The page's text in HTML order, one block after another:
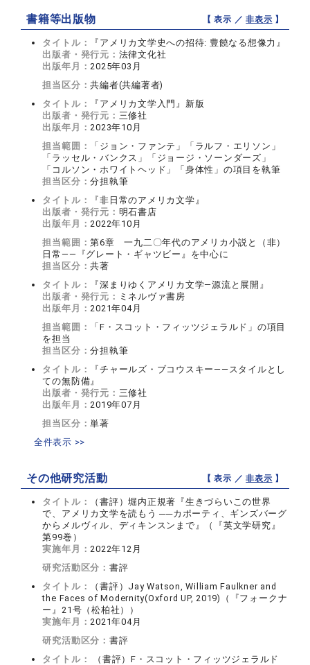
書籍等出版物 【 表示 ／非表示 】
タイトル：
『アメリカ文学史への招待: 豊饒なる想像力』
出版者・発行元： 法律文化社
出版年月：2025年03月
担当区分：共編者(共編著者)
タイトル：
『アメリカ文学入門』新版
出版者・発行元： 三修社
出版年月：2023年10月
担当範囲：
「ジョン・ファンテ」「ラルフ・エリソン」
「ラッセル・バンクス」「ジョージ・ソーンダーズ」
「コルソン・ホワイトヘッド」「身体性」の項目を執筆
担当区分：分担執筆
タイトル：
『非日常のアメリカ文学』
出版者・発行元： 明石書店
出版年月：2022年10月
担当範囲：第6章 一九二〇年代のアメリカ小説と（非）
日常――『グレート・ギャツビー』を中心に
担当区分：共著
タイトル：
『深まりゆくアメリカ文学―源流と展開』
出版者・発行元： ミネルヴァ書房
出版年月：2021年04月
担当範囲：
「F・スコット・フィッツジェラルド」の項目
を担当
担当区分：分担執筆
タイトル：
『チャールズ・ブコウスキー――スタイルとし
ての無防備』
出版者・発行元： 三修社
出版年月：2019年07月
担当区分：単著
全件表示 >>
その他研究活動 【 表示 ／非表示 】
タイトル：
（書評）堀内正規著『生きづらいこの世界
で、アメリカ文学を読もう ──カポーティ、ギンズバーグ
からメルヴィル、ディキンスンまで』（『英文学研究』
第99巻）
実施年月：2022年12月
研究活動区分： 書評
タイトル：
（書評）Jay Watson, William Faulkner and
the Faces of Modernity(Oxford UP, 2019)（『フォークナ
ー』21号（松柏社））
実施年月：2021年04月
研究活動区分： 書評
タイトル：
（書評）F・スコット・フィッツジェラルド